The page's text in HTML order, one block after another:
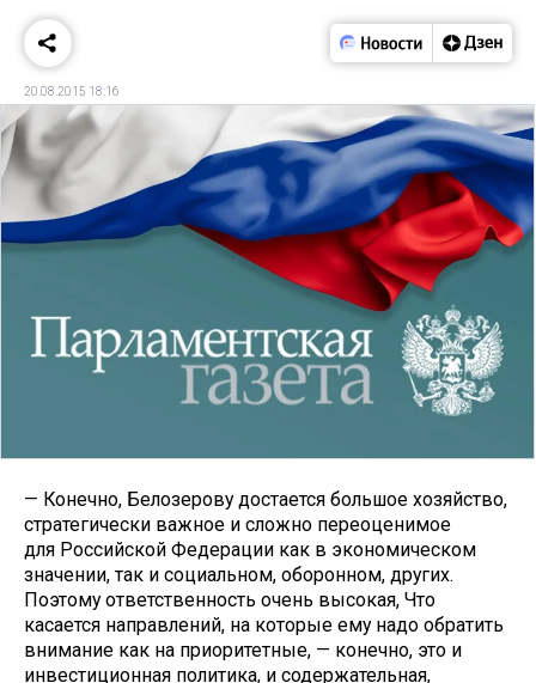
20.08.2015 18:16
— Конечно, Белозерову достается большое хозяйство,
стратегически важное и сложно переоценимое
для Российской Федерации как в экономическом
значении, так и социальном, оборонном, других.
Поэтому ответственность очень высокая, Что
касается направлений, на которые ему надо обратить
внимание как на приоритетные, — конечно, это и
инвестиционная политика, и содержательная,